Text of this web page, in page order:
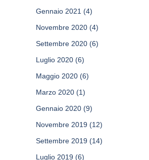
Gennaio 2021 (4)
Novembre 2020 (4)
Settembre 2020 (6)
Luglio 2020 (6)
Maggio 2020 (6)
Marzo 2020 (1)
Gennaio 2020 (9)
Novembre 2019 (12)
Settembre 2019 (14)
Luglio 2019 (6)